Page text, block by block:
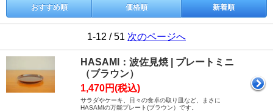
おすすめ順 価格順 新着順
1-12 / 51 次のページへ
HASAMI：波佐見焼 | プレートミニ
（ブラウン）
1,470円(税込)
サラダやケーキ、日々の食卓の取り皿など、まさに
HASAMIの万能プレート(ブラウン）です。